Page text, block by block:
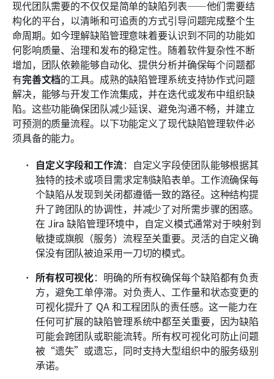
现代团队需要的不仅仅是简单的缺陷列表——他们需要结
构化的平台，以清晰和可追责的方式引导问题完成整个生
命周期。如今理解缺陷管理意味着要认识到不同的功能如
何影响质量、治理和发布的稳定性。随着软件复杂性不断
增加，团队依赖能够自动化、提供分析并确保每个问题都
有完善文档的工具。成熟的缺陷管理系统支持协作式问题
解决，能够与开发工作流集成，并在迭代或发布中组织缺
陷。这些功能确保团队减少延误、避免沟通不畅，并建立
可预测的质量流程。以下功能定义了现代缺陷管理软件必
须具备的能力。
自定义字段和工作流：自定义字段使团队能够根据其
独特的技术或项目需求定制缺陷表单。工作流确保每
个缺陷从发现到关闭都遵循一致的路径。这种结构提
升了跨团队的协调性，并减少了对所需步骤的困惑。
在 Jira 缺陷管理环境中，自定义模式通常对于映射到
敏捷或旗舰（服务）流程至关重要。灵活的自定义确
保没有团队被迫采用一刀切的模式。
所有权可视化：明确的所有权确保每个缺陷都有负责
方，避免工单停滞。对负责人、工作量和状态变更的
可视化提升了 QA 和工程团队的责任感。这一能力在
任何可扩展的缺陷管理系统中都至关重要，因为缺陷
可能会跨团队或职能流转。所有权可视化可防止问题
被“遗失”或遗忘，同时支持大型组织中的服务级别
承诺。